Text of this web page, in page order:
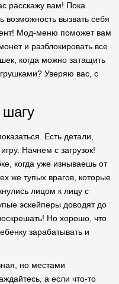
расскажу вам! Пока
возможность вызвать себя
Мод-меню поможет вам
и разблокировать все
когда можно затащить
Уверяю вас, с
Есть детали,
Начнем с загрузок!
когда уже изнываешь от
же тупых врагов, которые
лицом к лицу с
эскейперы доводят до
Но хорошо, что
зарабатывать и
но местами
а если что-то